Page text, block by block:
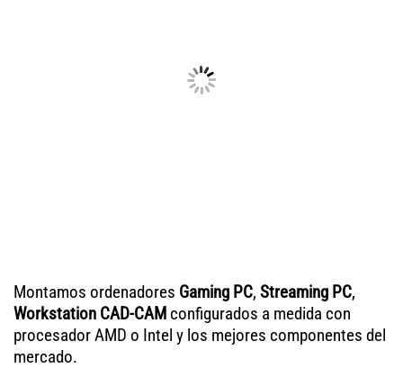
Montamos ordenadores Gaming PC, Streaming PC,
Workstation CAD-CAM configurados a medida con
procesador AMD o Intel y los mejores componentes del
mercado.